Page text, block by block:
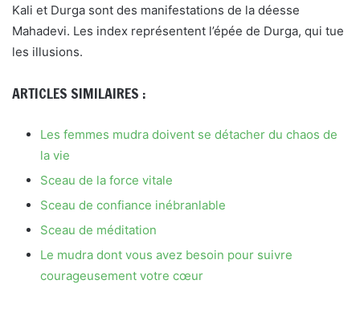
Kali et Durga sont des manifestations de la déesse
Mahadevi. Les index représentent l’épée de Durga, qui tue
les illusions.
ARTICLES SIMILAIRES :
Les femmes mudra doivent se détacher du chaos de
la vie
Sceau de la force vitale
Sceau de confiance inébranlable
Sceau de méditation
Le mudra dont vous avez besoin pour suivre
courageusement votre cœur